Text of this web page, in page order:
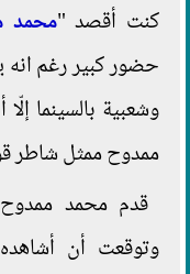
كنت أقصد "محمد
حضور كبير رغم انه
وشعبية بالسينما
ممدوح ممثل شاطر
قدم محمد
وتوقعت أن